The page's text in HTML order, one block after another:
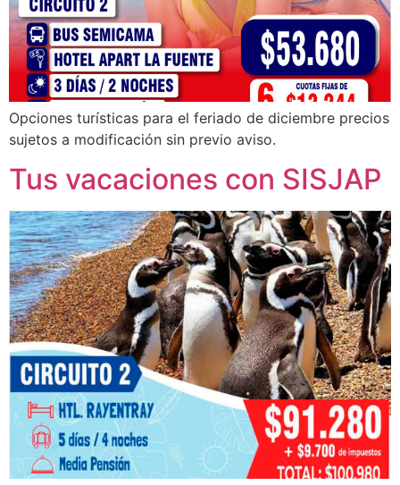
Opciones turísticas para el feriado de diciembre precios
sujetos a modificación sin previo aviso.
Tus vacaciones con SISJAP